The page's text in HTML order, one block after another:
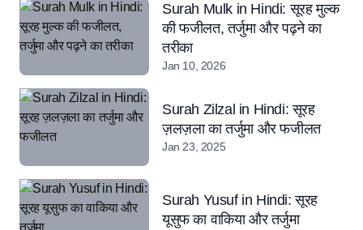
Surah Mulk in Hindi: सूरह मुल्क
की फजीलत, तर्जुमा और पढ़ने का
तरीका
Jan 10, 2026
Surah Zilzal in Hindi: सूरह
ज़लज़ला का तर्जुमा और फजीलत
Jan 23, 2025
Surah Yusuf in Hindi: सूरह
यूसुफ का वाकिया और तर्जुमा